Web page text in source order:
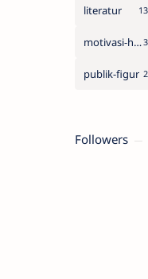
literatur
motivasi-hidup
publik-figur
Followers